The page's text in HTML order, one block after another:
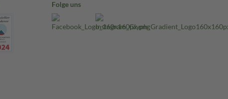
Folge uns